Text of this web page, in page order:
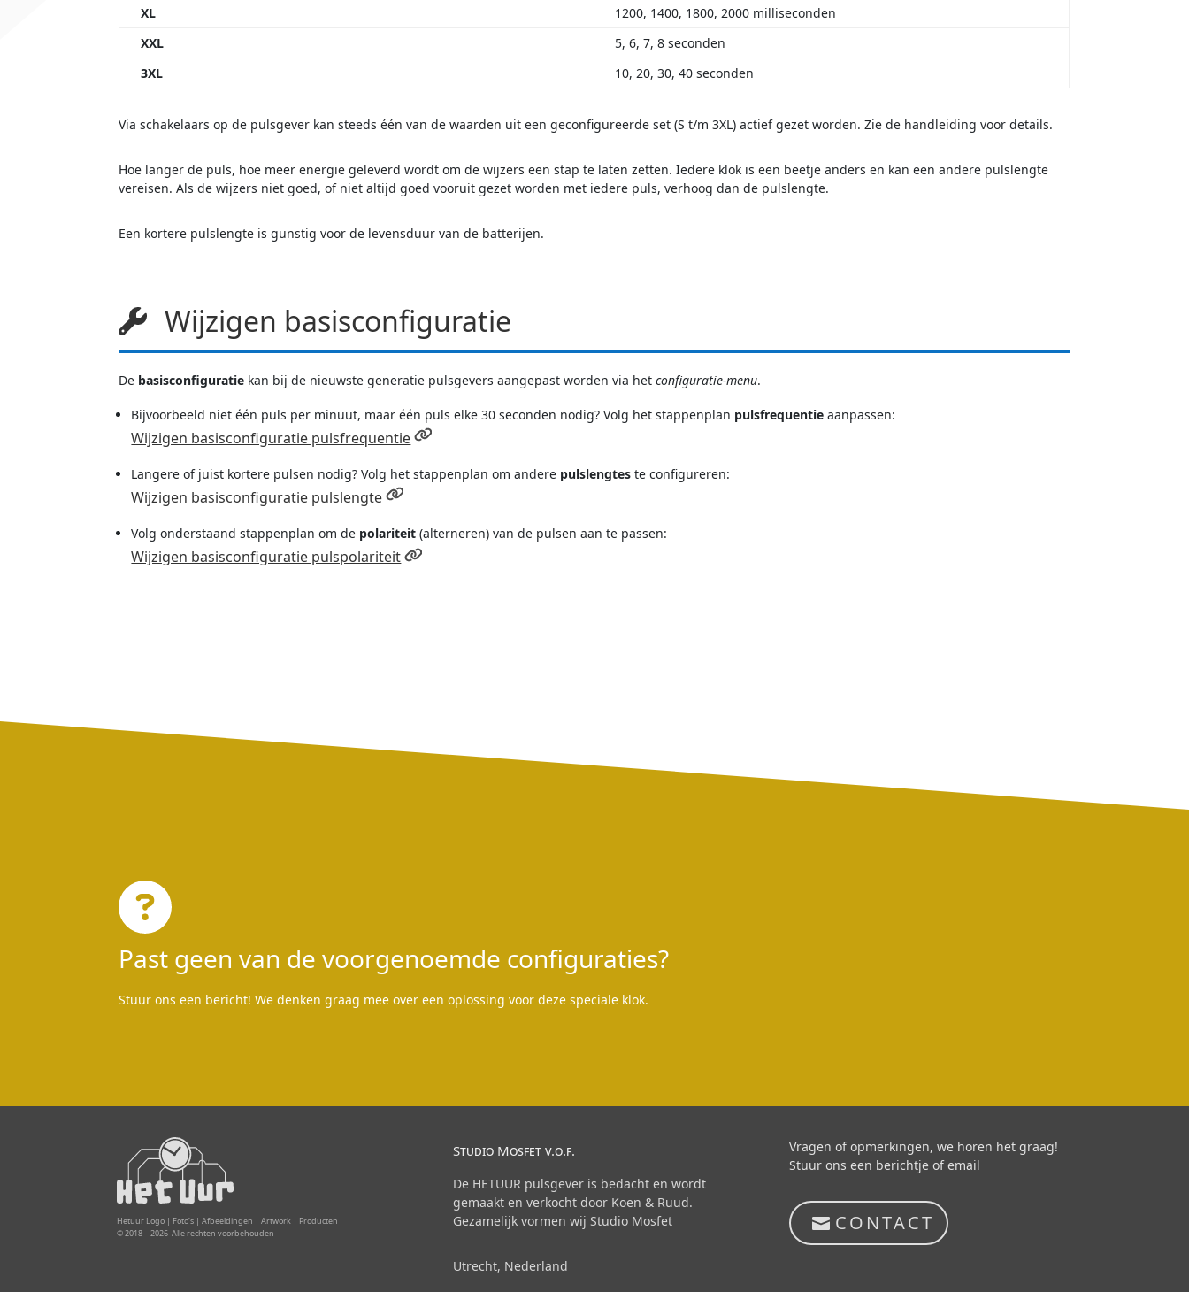
XL
1200, 1400, 1800, 2000 milliseconden
XXL
5, 6, 7, 8 seconden
3XL
10, 20, 30, 40 seconden
Via schakelaars op de pulsgever kan steeds één van de waarden uit een geconfigureerde set (S t/m 3XL) actief gezet worden. Zie de handleiding voor details.
Hoe langer de puls, hoe meer energie geleverd wordt om de wijzers een stap te laten zetten. Iedere klok is een beetje anders en kan een andere pulslengte
vereisen. Als de wijzers niet goed, of niet altijd goed vooruit gezet worden met iedere puls, verhoog dan de pulslengte.
Een kortere pulslengte is gunstig voor de levensduur van de batterijen.
Wijzigen basisconfiguratie
De basisconfiguratie kan bij de nieuwste generatie pulsgevers aangepast worden via hetconfiguratie-menu.
Bijvoorbeeld niet één puls per minuut, maar één puls elke 30 seconden nodig? Volg het stappenplan pulsfrequentie aanpassen:
Wijzigen basisconfiguratie pulsfrequentie
Langere of juist kortere pulsen nodig? Volg het stappenplan om andere pulslengtes te configureren:
Wijzigen basisconfiguratie pulslengte
Volg onderstaand stappenplan om de polariteit (alterneren) van de pulsen aan te passen:
Wijzigen basisconfiguratie pulspolariteit
Past geen van de voorgenoemde configuraties?
Stuur ons een bericht! We denken graag mee over een oplossing voor deze speciale klok.
Hetuur Logo | Foto’s | Afbeeldingen | Artwork | Producten
© 2018 – 2026 Alle rechten voorbehouden
Studio Mosfet v.o.f.
De HETUUR pulsgever is bedacht en wordt
gemaakt en verkocht door Koen & Ruud.
Gezamelijk vormen wij Studio Mosfet
Utrecht, Nederland
Vragen of opmerkingen, we horen het graag!
Stuur ons een berichtje of email
CONTACT